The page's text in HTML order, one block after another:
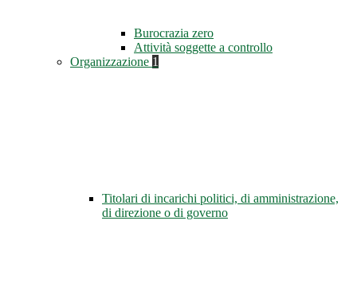
Burocrazia zero
Attività soggette a controllo
Organizzazione 1
Titolari di incarichi politici, di amministrazione,
di direzione o di governo